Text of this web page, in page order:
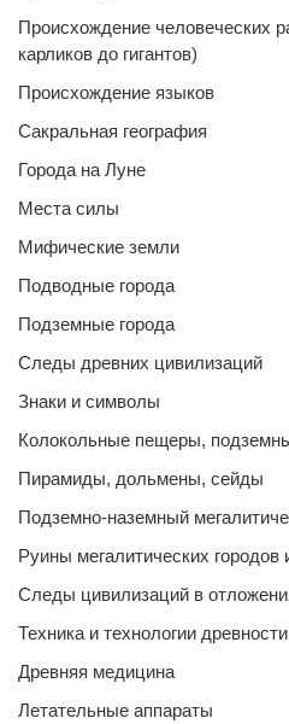
Происхождение человеческих
карликов до гигантов)
Происхождение языков
Сакральная география
Города на Луне
Места силы
Мифические земли
Подводные города
Подземные города
Следы древних цивилизаций
Знаки и символы
Колокольные пещеры,
Пирамиды, дольмены, сейды
Подземно-наземный
Руины мегалитических городов
Следы цивилизаций в
Техника и технологии древности
Древняя медицина
Летательные аппараты